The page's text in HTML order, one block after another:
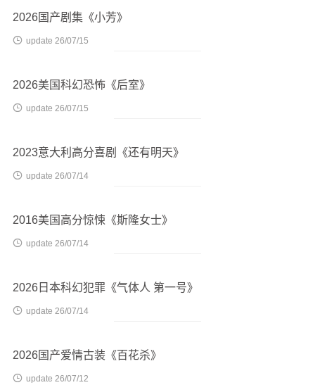
2026国产剧集《小芳》
 update 26/07/15
2026美国科幻恐怖《后室》
 update 26/07/15
2023意大利高分喜剧《还有明天》
 update 26/07/14
2016美国高分惊悚《斯隆女士》
 update 26/07/14
2026日本科幻犯罪《气体人 第一号》
 update 26/07/14
2026国产爱情古装《百花杀》
 update 26/07/12